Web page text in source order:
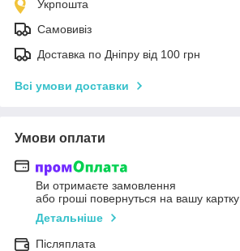
Укрпошта
Самовивіз
Доставка по Дніпру від 100 грн
Всі умови доставки
Умови оплати
Ви отримаєте замовлення
або гроші повернуться на вашу картку
Детальніше
Післяплата